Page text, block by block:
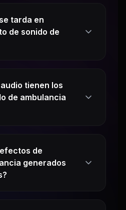
tarda en
de sonido de
tienen los
de ambulancia
de
generados